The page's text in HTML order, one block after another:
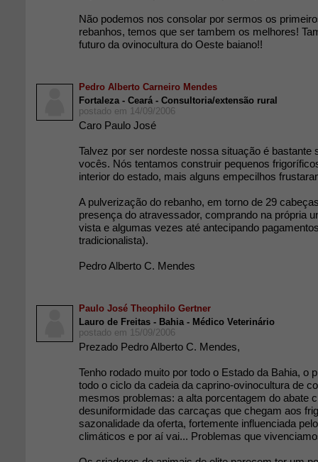
Não podemos nos consolar por sermos os
rebanhos, temos que ser tambem os melhores!
futuro da ovinocultura do Oeste baiano!!
Pedro Alberto Carneiro Mendes
Fortaleza - Ceará - Consultoria/extensão rural
postado em 14/09/2006
Caro Paulo José
Talvez por ser nordeste nossa situação é bastante
vocês. Nós tentamos construir pequenos
interior do estado, mais alguns empecilhos
A pulverização do rebanho, em torno de 29
presença do atravessador, comprando na própria
vista e algumas vezes até antecipando
tradicionalista).
Pedro Alberto C. Mendes
Paulo José Theophilo Gertner
Lauro de Freitas - Bahia - Médico Veterinário
postado em 15/09/2006
Prezado Pedro Alberto C. Mendes,
Tenho rodado muito por todo o Estado da Bahia, o
todo o ciclo da cadeia da caprino-ovinocultura de
mesmos problemas: a alta porcentagem do abate
desuniformidade das carcaças que chegam aos
sazonalidade da oferta, fortemente influenciada
climáticos e por aí vai... Problemas que